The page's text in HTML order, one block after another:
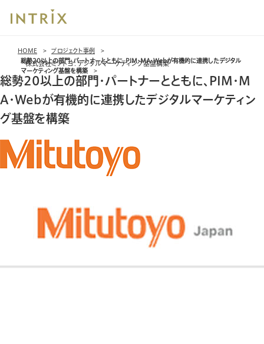
ブ
レッ
ド
ク
ム
HOME
プロジェクト事例
総勢20以上の部門・パートナーとともに、PIM・MA・Webが有機的に連携したデジタル
マーケティング基盤を構築
株式会社ミツトヨ：デジタルマーケティング基盤構築
総勢20以上の部門・パートナーとともに、PIM・M
A・Webが有機的に連携したデジタルマーケティン
グ基盤を構築